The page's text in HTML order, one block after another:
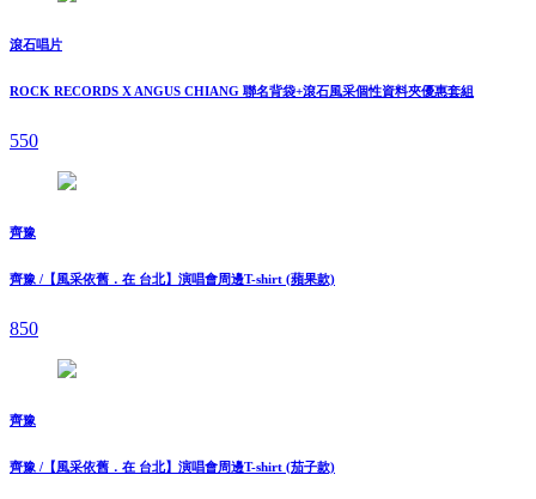
滾石唱片
ROCK RECORDS X ANGUS CHIANG 聯名背袋+滾石風采個性資料夾優惠套組
550
齊豫
齊豫 /【風采依舊．在 台北】演唱會周邊T-shirt (蘋果款)
850
齊豫
齊豫 /【風采依舊．在 台北】演唱會周邊T-shirt (茄子款)